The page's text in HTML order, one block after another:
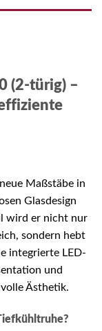
(2-türig) –
Maßstäbe in
Glasdesign
wird er nicht nur
sondern hebt
integrierte LED-
und
Ästhetik.